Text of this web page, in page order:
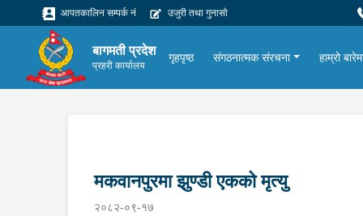
आपतकालिन सम्पर्क नं उजुरी तथा गुनासो
बागमती प्रदेश
प्रहरी कार्यालय
गृहपृष्ठ संगठनात्मक संरचना हाम्रो
मकवानपुरमा झुण्डी एकको मृत्यु
२०८२-०९-१७